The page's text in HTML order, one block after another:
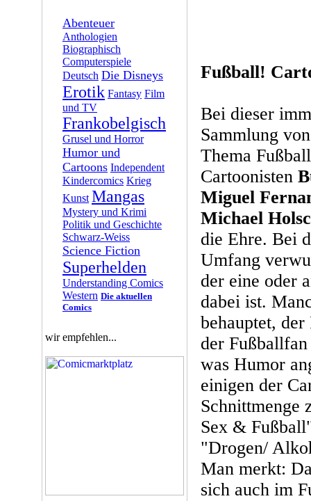
Abenteuer
Anthologien
Biographisch
Computerspiele
Deutsch Die Disneys
Erotik Fantasy Film
und TV
Frankobelgisch
Grusel und Horror
Humor und
Cartoons Independent
Kindercomics Krieg
Kunst Mangas
Mystery und Krimi
Politik und Geschichte
Schwarz-Weiss
Science Fiction
Superhelden
Understanding Comics
Western Die aktuellen
Comics
wir empfehlen...
Fußball!
Bei dieser
Sammlung
Thema
Cartoonisten
Miguel
Michael
die Ehre. Bei
Umfang
der eine oder
dabei ist.
behauptet,
der
was Humor
einigen der
Schnittmenge
Sex &
"Drogen/
Man merkt:
sich auch im